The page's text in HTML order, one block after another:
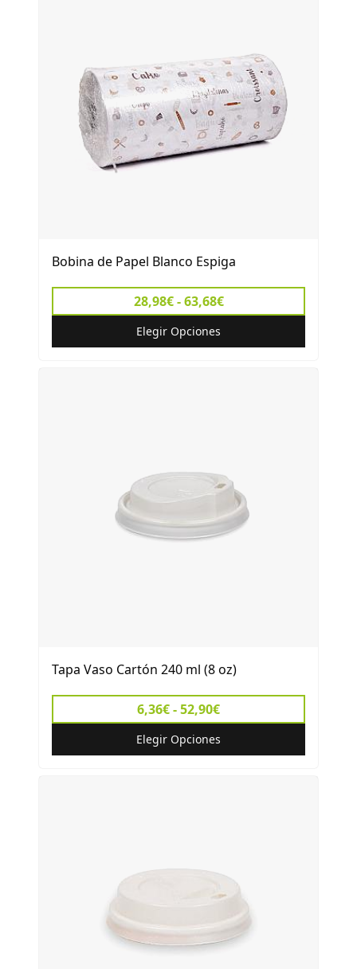
Bobina de Papel Blanco Espiga
28,98€ - 63,68€
Elegir Opciones
Tapa Vaso Cartón 240 ml (8 oz)
6,36€ - 52,90€
Elegir Opciones